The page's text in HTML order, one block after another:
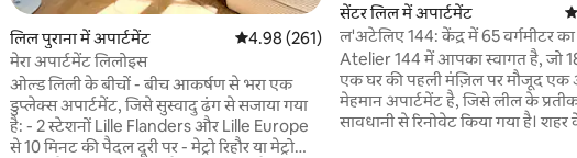
लिल पुराना में अपार्टमेंट औसत रेटिंग 5 में से 4.98, 261 समीक्षाएँ
4.98 (261)
मेरा अपार्टमेंट लिलोइस
ओल्ड लिली के बीचों - बीच आकर्षण से भरा एक
डुप्लेक्स अपार्टमेंट, जिसे सुस्वादु ढंग से सजाया गया
है: - 2 स्टेशनों Lille Flanders और Lille Europe
से 10 मिनट की पैदल दूरी पर - मेट्रो रिहौर या मेट्रो
सेंटर लिल में अपार्टमेंट
ल'अटेलिए 144: केंद्र में 65 वर्गमीटर
विशाल कमरा
Atelier 144 में आपका स्वागत है, जो
एक घर की पहली मंज़िल पर मौजूद
मेहमान अपार्टमेंट है, जिसे लील के
सावधानी से रिनोवेट किया गया है। शहर के ठीक बीच